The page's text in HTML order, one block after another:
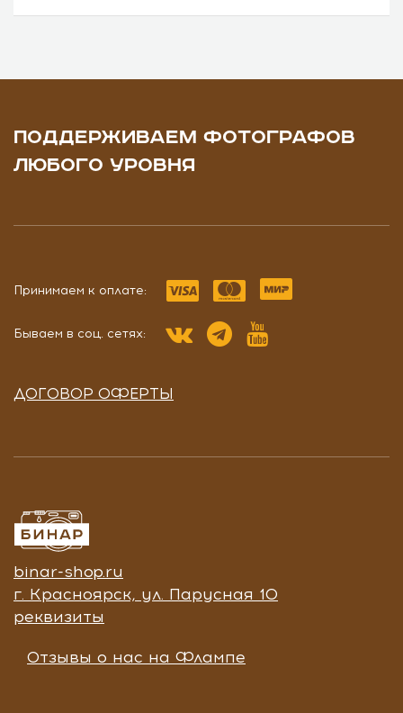
ПОДДЕРЖИВАЕМ ФОТОГРАФОВ
ЛЮБОГО УРОВНЯ
Принимаем к оплате:
Бываем в соц. сетях:
ДОГОВОР ОФЕРТЫ
binar-shop.ru
г. Красноярск, ул. Парусная 10
реквизиты
Отзывы о нас на Флампе